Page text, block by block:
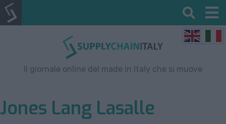
Il giornale online del made in Italy che si muove
Jones Lang Lasalle